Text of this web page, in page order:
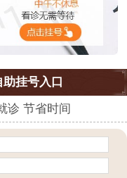
挂号入口
诊 节省时间